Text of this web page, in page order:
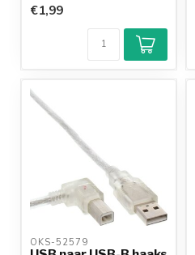
€1,99
OKS-52579